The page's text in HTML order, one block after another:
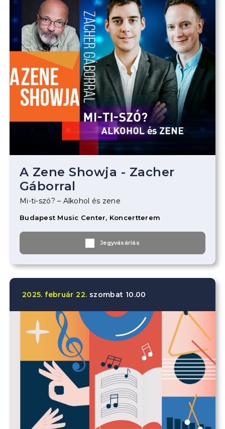
A Zene Showja - Zacher
Gáborral
Mi-ti-szó? – Alkohol és zene
Budapest Music Center, Koncertterem
Jegyvásárlás
2025. február 22. szombat 10.00